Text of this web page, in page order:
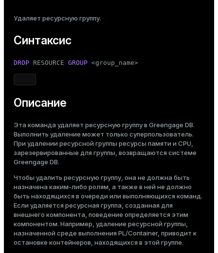
Темная
Удаляет ресурсную группу.
Синтаксис
DROP RESOURCE GROUP <group_name>
Описание
Эта команда удаляет ресурсную группу в Greengage DB.
Выполнить удаление может только суперпользователь.
При удалении ресурсной группы ресурсы памяти и CPU,
зарезервированные для группы, возвращаются системе
Greengage DB.
Чтобы удалить ресурсную группу, она не должна быть
назначена каким-либо ролям, а также в ней не должно
быть находящихся в очереди или выполняющихся команд.
Если удаляется ресурсная группа, созданная для
внешнего компонента, поведение определяется этим
компонентом. Например, удаление ресурсной группы,
назначенной среде выполнения PL/Container, приводит к
остановке контейнеров, находящихся в этой группе.